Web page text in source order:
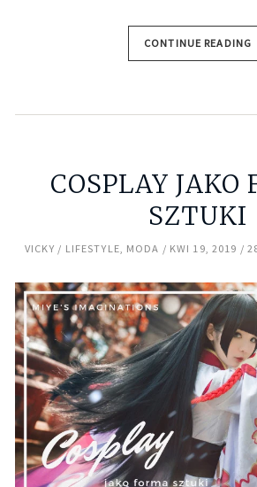
CONTINUE READING
COSPLAY JAKO
SZTUKI
VICKY LIFESTYLE, MODA KWI 19, 2019